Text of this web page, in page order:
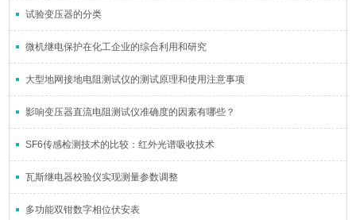
试验变压器的分类
微机继电保护在化工企业的综合利用和研究
大型地网接地电阻测试仪的测试原理和使用注意事项
影响变压器直流电阻测试仪准确度的因素有哪些？
SF6传感检测技术的比较：红外光谱吸收技术
瓦斯继电器校验仪实现测量参数调整
多功能双钳数字相位伏安表